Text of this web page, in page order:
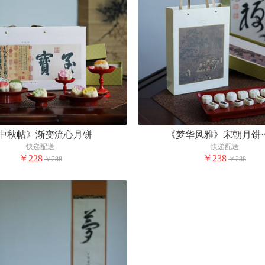
秋帖》渐变流心月饼
快递配送
￥228 ￥288
《梦华风雅》宋朝月饼
快递配送
￥238 ￥288